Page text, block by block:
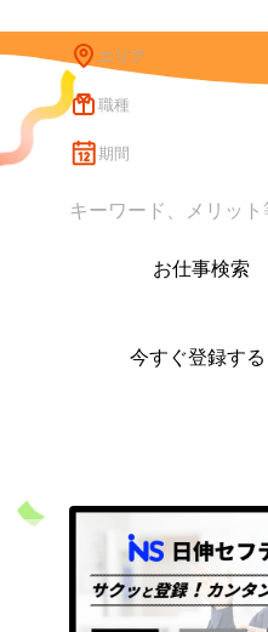
エリア
職種
期間
お仕事検索
今すぐ登録する